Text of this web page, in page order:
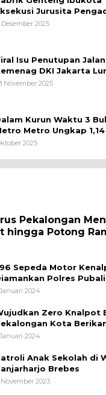
Jurusita
Diduga
2025
Isu Penutupan
DKI Jakarta
November 2025
Kurun Waktu 3
Metro Ungkap
2025
Pekalongan
hingga Potong
Lebaran 2025
Sepeda Motor
Polres
2024
Zero Knalpot
Kota
Pelajar
2024
Anak Sekolah di
Brebes
2023